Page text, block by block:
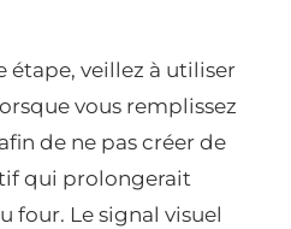
étape, veillez à utiliser
vous remplissez
de ne pas créer de
qui prolongerait
four. Le signal visuel